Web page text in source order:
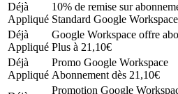
Déjà
Appliqué
10% de remise sur
Standard Google Workspace
Déjà
Appliqué
Google Workspace offre
Plus à 21,10€
Déjà
Appliqué
Promo Google Workspace
Abonnement dès 21,10€
Promotion Google